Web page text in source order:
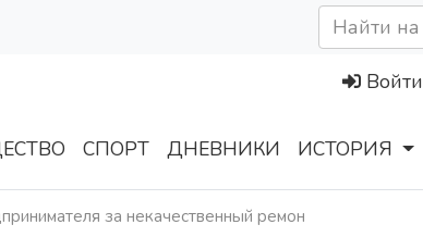
Войти
СПОРТ ДНЕВНИКИ ИСТОРИЯ
за некачественный ремон